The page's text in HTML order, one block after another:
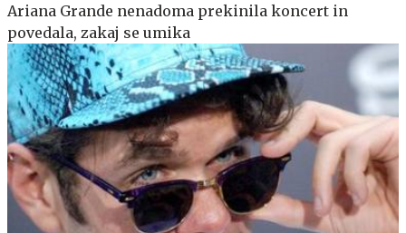
Ariana Grande nenadoma prekinila koncert in
povedala, zakaj se umika